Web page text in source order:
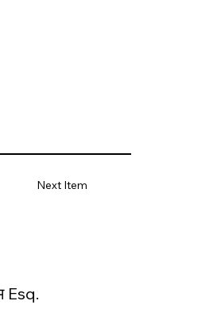
Next Item
Esq.